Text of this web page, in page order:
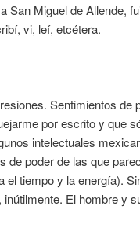
San Miguel de Allende,
vi, leí, etcétera.
Sentimientos de
por escrito y que
intelectuales
de poder de las que
tiempo y la energía).
El hombre y